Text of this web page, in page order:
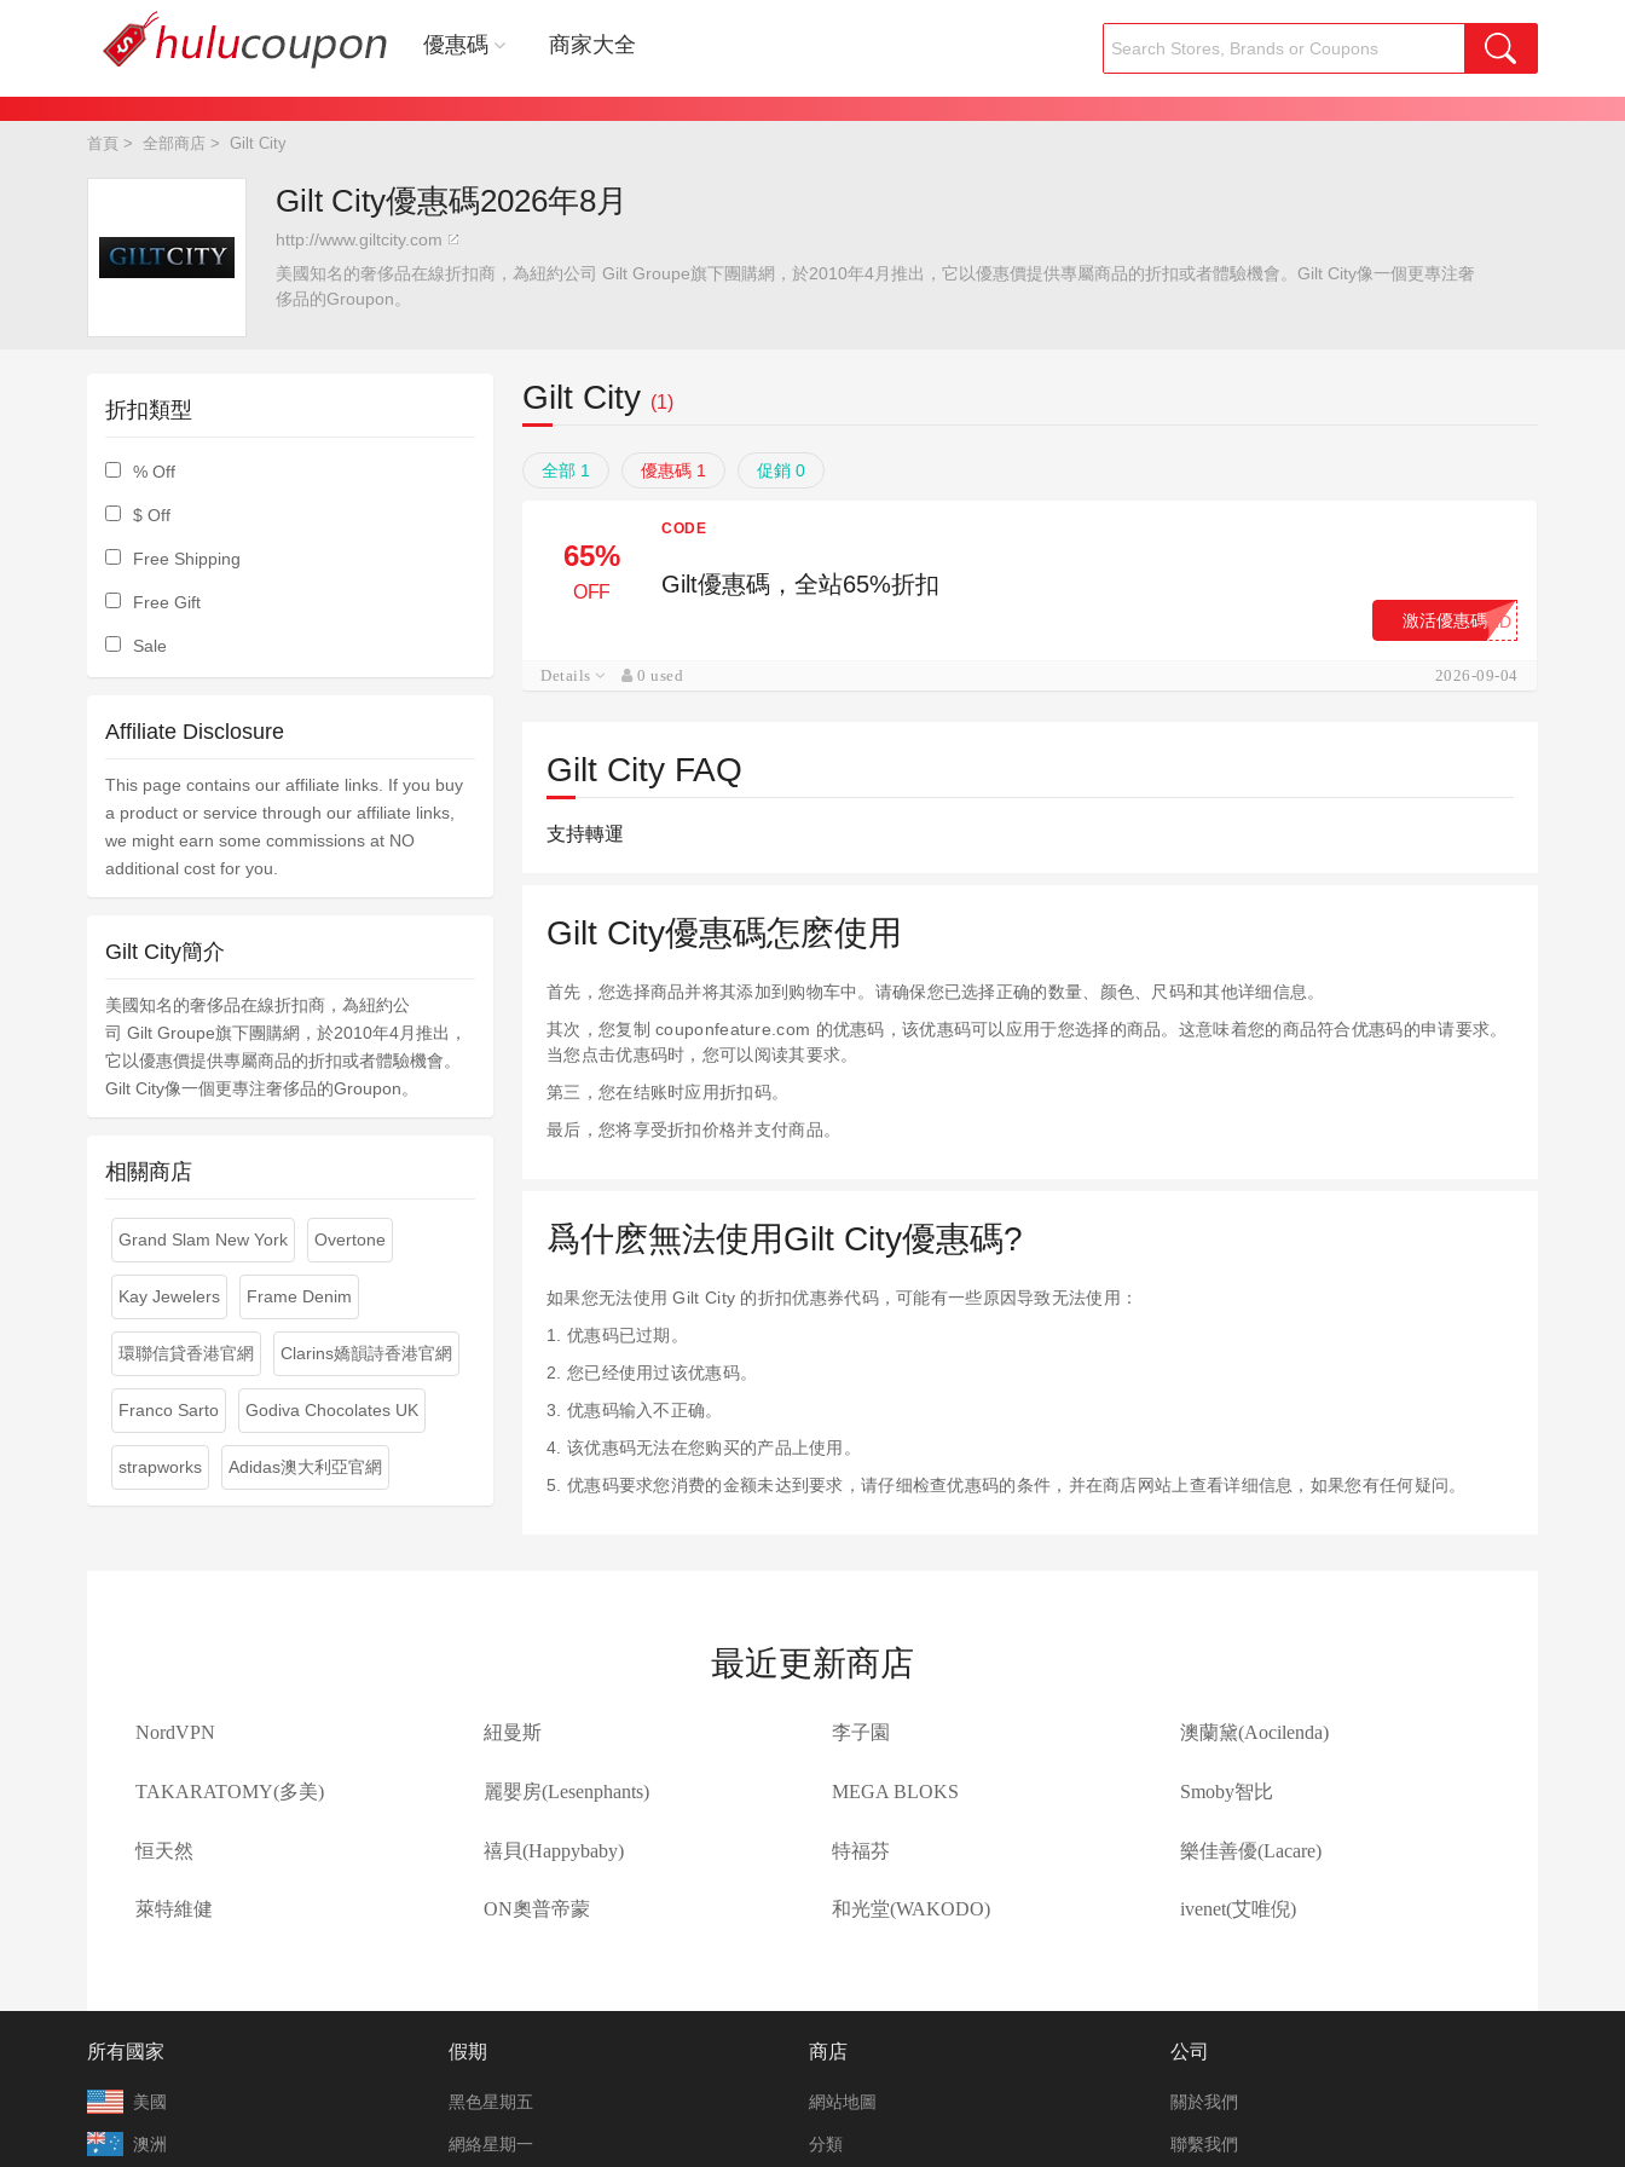
優惠碼 商家大全
首頁 > 全部商店 > Gilt City
Gilt City優惠碼2026年8月
http://www.giltcity.com
美國知名的奢侈品在線折扣商，為紐約公司 Gilt Groupe旗下團購網，於2010年4月推出，它以優惠價提供專屬商品的折扣或者體驗機會。Gilt City像一個更專注奢
侈品的Groupon。
Gilt City (1)
全部 1 優惠碼 1 促銷 0
65%
OFF
CODE
Gilt優惠碼，全站65%折扣
...ND
激活優惠碼
Details 0 used 2026-09-04
Gilt City FAQ
支持轉運
Gilt City優惠碼怎麽使用
首先，您选择商品并将其添加到购物车中。请确保您已选择正确的数量、颜色、尺码和其他详细信息。
其次，您复制 couponfeature.com 的优惠码，该优惠码可以应用于您选择的商品。这意味着您的商品符合优惠码的申请要求。
当您点击优惠码时，您可以阅读其要求。
第三，您在结账时应用折扣码。
最后，您将享受折扣价格并支付商品。
爲什麽無法使用Gilt City優惠碼?
如果您无法使用 Gilt City 的折扣优惠券代码，可能有一些原因导致无法使用：
1. 优惠码已过期。
2. 您已经使用过该优惠码。
3. 优惠码输入不正确。
4. 该优惠码无法在您购买的产品上使用。
5. 优惠码要求您消费的金额未达到要求，请仔细检查优惠码的条件，并在商店网站上查看详细信息，如果您有任何疑问。
折扣類型
% Off
$ Off
Free Shipping
Free Gift
Sale
Affiliate Disclosure
This page contains our affiliate links. If you buy
a product or service through our affiliate links,
we might earn some commissions at NO
additional cost for you.
Gilt City簡介
美國知名的奢侈品在線折扣商，為紐約公
司 Gilt Groupe旗下團購網，於2010年4月推出，
它以優惠價提供專屬商品的折扣或者體驗機會。
Gilt City像一個更專注奢侈品的Groupon。
相關商店
Grand Slam New York Overtone
Kay Jewelers Frame Denim
環聯信貸香港官網 Clarins嬌韻詩香港官網
Franco Sarto Godiva Chocolates UK
strapworks Adidas澳大利亞官網
最近更新商店
NordVPN 紐曼斯 李子園 澳蘭黛(Aocilenda)
TAKARATOMY(多美) 麗嬰房(Lesenphants) MEGA BLOKS Smoby智比
恒天然 禧貝(Happybaby) 特福芬 樂佳善優(Lacare)
萊特維健 ON奧普帝蒙 和光堂(WAKODO) ivenet(艾唯倪)
所有國家
美國
澳洲
假期
黑色星期五
網絡星期一
商店
網站地圖
分類
公司
關於我們
聯繫我們